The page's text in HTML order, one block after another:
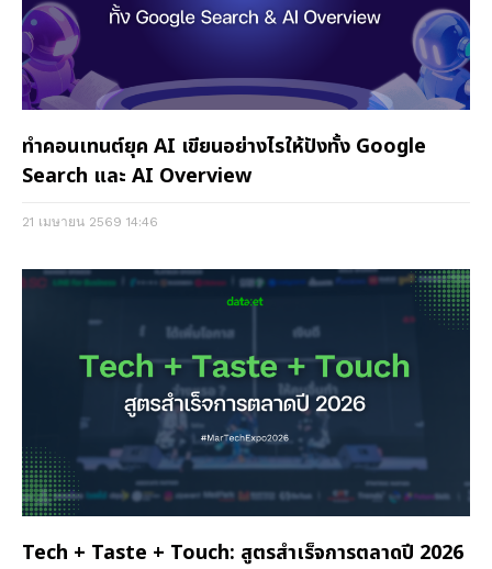
ทำคอนเทนต์ยุค AI เขียนอย่างไรให้ปังทั้ง Google
Search และ AI Overview
21 เมษายน 2569 14:46
Tech + Taste + Touch: สูตรสำเร็จการตลาดปี 2026